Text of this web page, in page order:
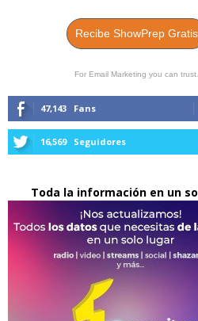
Recibe ShowPrep Gratis
For Email Marketing you can trust.
47,143 Fans
16,569 Seguidores
Toda la información en un